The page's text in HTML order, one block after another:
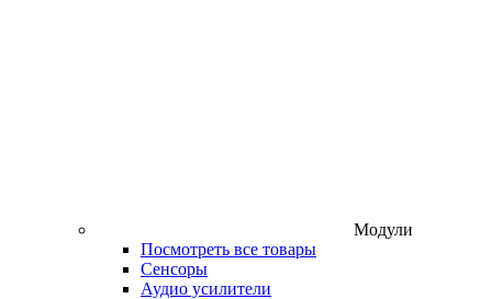
Модули
Посмотреть все товары
Сенсоры
Аудио усилители